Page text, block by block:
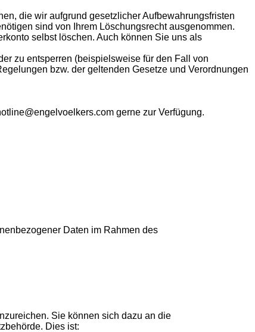
die wir aufgrund gesetzlicher Aufbewahrungsfristen
sind von Ihrem Löschungsrecht ausgenommen.
selbst löschen. Auch können Sie uns als
zu entsperren (beispielsweise für den Fall von
bzw. der geltenden Gesetze und Verordnungen
gerne zur Verfügung.
Daten im Rahmen des
Sie können sich dazu an die
Dies ist: